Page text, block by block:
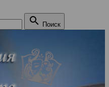
 Поиск